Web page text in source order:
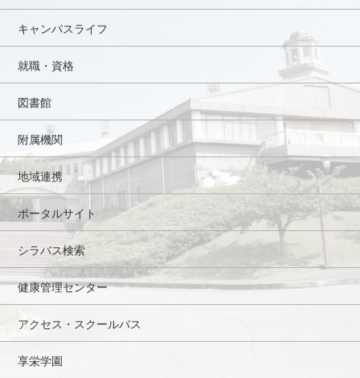
キャンパスライフ
就職・資格
図書館
附属機関
地域連携
ポータルサイト
シラバス検索
健康管理センター
アクセス・スクールバス
享栄学園